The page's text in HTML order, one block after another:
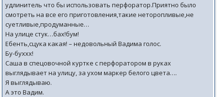
удлинитель что бы использовать перфоратор.Приятно было
смотреть на все его приготовления,такие неторопливые,не
суетливые,продуманные…
На улице стук…бах!бум!
Ебенть,сцука какая! – недовольный Вадима голос.
Бу-буххх!
Саша в спецовочной куртке с перфоратором в руках
выглядывает на улицу, за ухом маркер белого цвета….
Я выглядываю.
А это Вадим.